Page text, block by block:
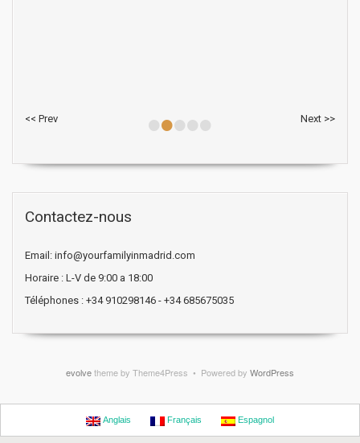
<< Prev ••••• Next >>
Contactez-nous
Email: info@yourfamilyinmadrid.com
Horaire : L-V de 9:00 a 18:00
Téléphones : +34 910298146 - +34 685675035
evolvetheme by Theme4Press • Powered by WordPress
Anglais Français Espagnol